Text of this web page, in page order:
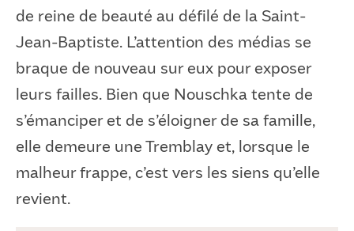
de reine de beauté au défilé de la Saint-
Jean-Baptiste. L’attention des médias se
braque de nouveau sur eux pour exposer
leurs failles. Bien que Nouschka tente de
s’émanciper et de s’éloigner de sa famille,
elle demeure une Tremblay et, lorsque le
malheur frappe, c’est vers les siens qu’elle
revient.